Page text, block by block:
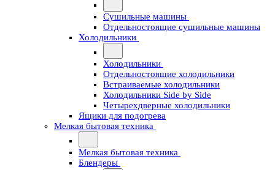
Сушильные машины
Отдельностоящие сушильные машины
Холодильники
Холодильники
Отдельностоящие холодильники
Встраиваемые холодильники
Холодильники Side by Side
Четырехдверные холодильники
Ящики для подогрева
Мелкая бытовая техника
Мелкая бытовая техника
Блендеры